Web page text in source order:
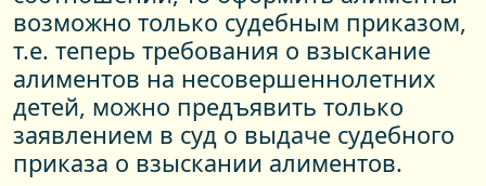
возможно только судебным приказом,
т.е. теперь требования о взыскание
алиментов на несовершеннолетних
детей, можно предъявить только
заявлением в суд о выдаче судебного
приказа о взыскании алиментов.